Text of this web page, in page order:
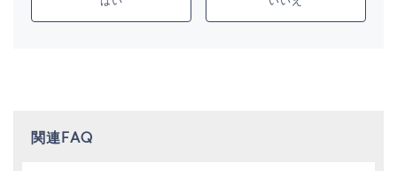
関連FAQ